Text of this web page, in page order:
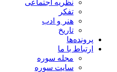
نظریه اجتماعی
تفکر
هنر و ادب
تاریخ
پرونده‌ها
ارتباط با ما
مجله سوره
سایت سوره